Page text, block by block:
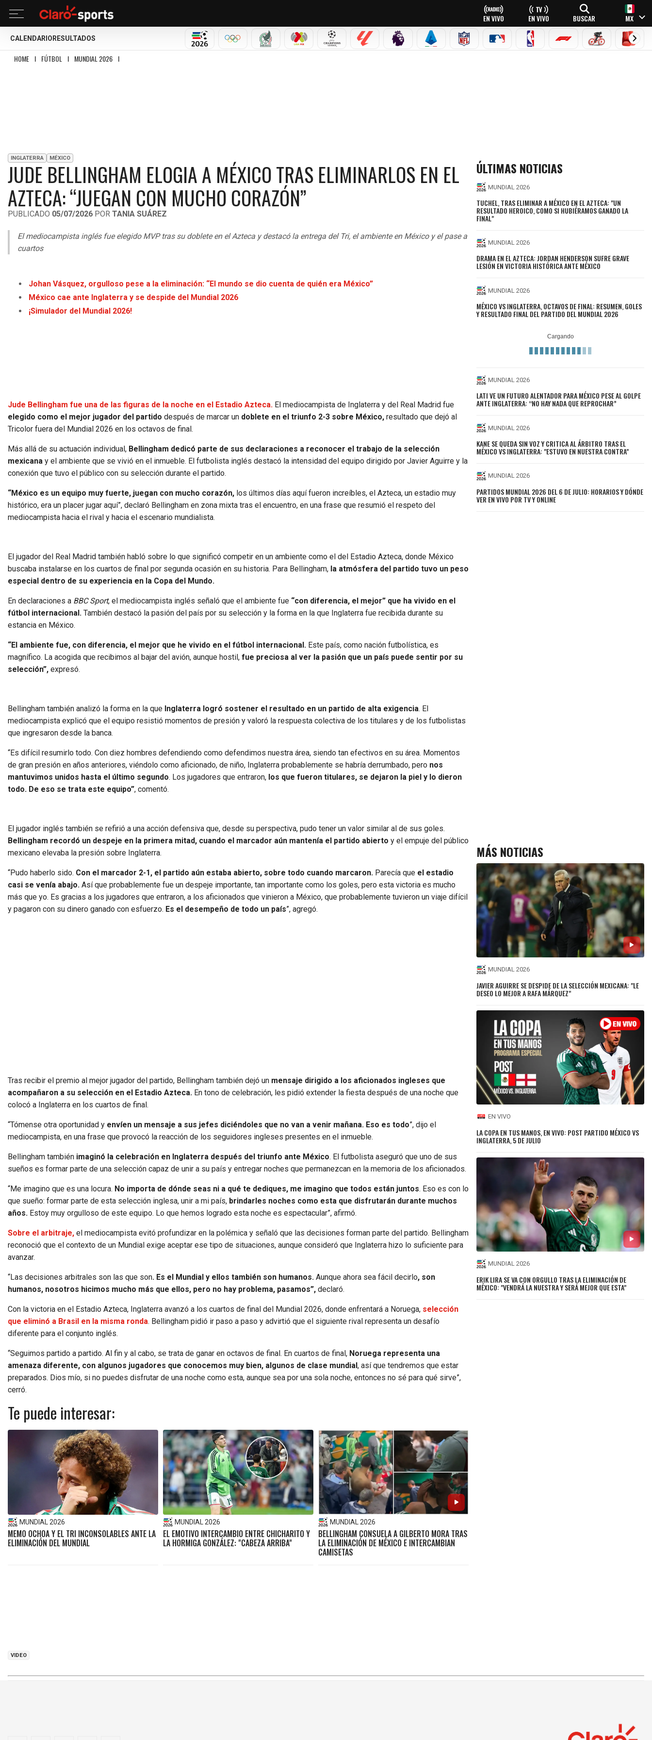
EN VIVO EN VIVO BUSCAR MX
CALENDARIO RESULTADOS
MUNDIAL 2026OLÍMPICOSSELECCIÓN MEXICANA
LIGA MX CHAMPIONS LEAGUE
LALIGA PREMIER LEAGUE
SERIE A NFL MLB NBA FÓRMULA 1CICLISMOBOXEO
HOME I FÚTBOL I MUNDIAL 2026 I
INGLATERRA MÉXICO
JUDE BELLINGHAM ELOGIA A MÉXICO TRAS ELIMINARLOS EN EL
AZTECA: “JUEGAN CON MUCHO CORAZÓN”
PUBLICADO 05/07/2026 POR TANIA SUÁREZ
El mediocampista inglés fue elegido MVP tras su doblete en el Azteca y destacó la entrega del Tri, el ambiente en México y el pase a
cuartos
Johan Vásquez, orgulloso pese a la eliminación: “El mundo se dio cuenta de quién era México”
México cae ante Inglaterra y se despide del Mundial 2026
¡Simulador del Mundial 2026!
Jude Bellingham fue una de las figuras de la noche en el Estadio Azteca. El mediocampista de Inglaterra y del Real Madrid fue
elegido como el mejor jugador del partido después de marcar un doblete en el triunfo 2-3 sobre México, resultado que dejó al
Tricolor fuera del Mundial 2026 en los octavos de final.
Más allá de su actuación individual, Bellingham dedicó parte de sus declaraciones a reconocer el trabajo de la selección
mexicana y el ambiente que se vivió en el inmueble. El futbolista inglés destacó la intensidad del equipo dirigido por Javier Aguirre y la
conexión que tuvo el público con su selección durante el partido.
“México es un equipo muy fuerte, juegan con mucho corazón, los últimos días aquí fueron increíbles, el Azteca, un estadio muy
histórico, era un placer jugar aquí”, declaró Bellingham en zona mixta tras el encuentro, en una frase que resumió el respeto del
mediocampista hacia el rival y hacia el escenario mundialista.
El jugador del Real Madrid también habló sobre lo que significó competir en un ambiente como el del Estadio Azteca, donde México
buscaba instalarse en los cuartos de final por segunda ocasión en su historia. Para Bellingham, la atmósfera del partido tuvo un peso
especial dentro de su experiencia en la Copa del Mundo.
En declaraciones a BBC Sport, el mediocampista inglés señaló que el ambiente fue “con diferencia, el mejor” que ha vivido en el
fútbol internacional. También destacó la pasión del país por su selección y la forma en la que Inglaterra fue recibida durante su
estancia en México.
“El ambiente fue, con diferencia, el mejor que he vivido en el fútbol internacional. Este país, como nación futbolística, es
magnífico. La acogida que recibimos al bajar del avión, aunque hostil, fue preciosa al ver la pasión que un país puede sentir por su
selección”, expresó.
Bellingham también analizó la forma en la que Inglaterra logró sostener el resultado en un partido de alta exigencia. El
mediocampista explicó que el equipo resistió momentos de presión y valoró la respuesta colectiva de los titulares y de los futbolistas
que ingresaron desde la banca.
“Es difícil resumirlo todo. Con diez hombres defendiendo como defendimos nuestra área, siendo tan efectivos en su área. Momentos
de gran presión en años anteriores, viéndolo como aficionado, de niño, Inglaterra probablemente se habría derrumbado, pero nos
mantuvimos unidos hasta el último segundo. Los jugadores que entraron, los que fueron titulares, se dejaron la piel y lo dieron
todo. De eso se trata este equipo”, comentó.
El jugador inglés también se refirió a una acción defensiva que, desde su perspectiva, pudo tener un valor similar al de sus goles.
Bellingham recordó un despeje en la primera mitad, cuando el marcador aún mantenía el partido abierto y el empuje del público
mexicano elevaba la presión sobre Inglaterra.
“Pudo haberlo sido. Con el marcador 2-1, el partido aún estaba abierto, sobre todo cuando marcaron. Parecía que el estadio
casi se venía abajo. Así que probablemente fue un despeje importante, tan importante como los goles, pero esta victoria es mucho
más que yo. Es gracias a los jugadores que entraron, a los aficionados que vinieron a México, que probablemente tuvieron un viaje difícil
y pagaron con su dinero ganado con esfuerzo. Es el desempeño de todo un país”, agregó.
Tras recibir el premio al mejor jugador del partido, Bellingham también dejó un mensaje dirigido a los aficionados ingleses que
acompañaron a su selección en el Estadio Azteca. En tono de celebración, les pidió extender la fiesta después de una noche que
colocó a Inglaterra en los cuartos de final.
“Tómense otra oportunidad y envíen un mensaje a sus jefes diciéndoles que no van a venir mañana. Eso es todo”, dijo el
mediocampista, en una frase que provocó la reacción de los seguidores ingleses presentes en el inmueble.
Bellingham también imaginó la celebración en Inglaterra después del triunfo ante México. El futbolista aseguró que uno de sus
sueños es formar parte de una selección capaz de unir a su país y entregar noches que permanezcan en la memoria de los aficionados.
“Me imagino que es una locura. No importa de dónde seas ni a qué te dediques, me imagino que todos están juntos. Eso es con lo
que sueño: formar parte de esta selección inglesa, unir a mi país, brindarles noches como esta que disfrutarán durante muchos
años. Estoy muy orgulloso de este equipo. Lo que hemos logrado esta noche es espectacular”, afirmó.
Sobre el arbitraje, el mediocampista evitó profundizar en la polémica y señaló que las decisiones forman parte del partido. Bellingham
reconoció que el contexto de un Mundial exige aceptar ese tipo de situaciones, aunque consideró que Inglaterra hizo lo suficiente para
avanzar.
“Las decisiones arbitrales son las que son. Es el Mundial y ellos también son humanos. Aunque ahora sea fácil decirlo, son
humanos, nosotros hicimos mucho más que ellos, pero no hay problema, pasamos”, declaró.
Con la victoria en el Estadio Azteca, Inglaterra avanzó a los cuartos de final del Mundial 2026, donde enfrentará a Noruega, selección
que eliminó a Brasil en la misma ronda. Bellingham pidió ir paso a paso y advirtió que el siguiente rival representa un desafío
diferente para el conjunto inglés.
“Seguimos partido a partido. Al fin y al cabo, se trata de ganar en octavos de final. En cuartos de final, Noruega representa una
amenaza diferente, con algunos jugadores que conocemos muy bien, algunos de clase mundial , así que tendremos que estar
preparados. Dios mío, si no puedes disfrutar de una noche como esta, aunque sea por una sola noche, entonces no sé para qué sirve”,
cerró.
Te puede interesar:
MUNDIAL 2026
MEMO OCHOA Y EL TRI INCONSOLABLES ANTE LA
ELIMINACIÓN DEL MUNDIAL
MUNDIAL 2026
EL EMOTIVO INTERCAMBIO ENTRE CHICHARITO Y
LA HORMIGA GONZÁLEZ: "CABEZA ARRIBA"
MUNDIAL 2026
BELLINGHAM CONSUELA A GILBERTO MORA TRAS
LA ELIMINACIÓN DE MÉXICO E INTERCAMBIAN
CAMISETAS
VIDEO
ÚLTIMAS NOTICIAS
MUNDIAL 2026
TUCHEL, TRAS ELIMINAR A MÉXICO EN EL AZTECA: "UN
RESULTADO HEROICO, COMO SI HUBIÉRAMOS GANADO LA
FINAL"
MUNDIAL 2026
DRAMA EN EL AZTECA: JORDAN HENDERSON SUFRE GRAVE
LESIÓN EN VICTORIA HISTÓRICA ANTE MÉXICO
MUNDIAL 2026
MÉXICO VS INGLATERRA, OCTAVOS DE FINAL: RESUMEN, GOLES
Y RESULTADO FINAL DEL PARTIDO DEL MUNDIAL 2026
MUNDIAL 2026
LATI VE UN FUTURO ALENTADOR PARA MÉXICO PESE AL GOLPE
ANTE INGLATERRA: “NO HAY NADA QUE REPROCHAR”
MUNDIAL 2026
KANE SE QUEDA SIN VOZ Y CRITICA AL ÁRBITRO TRAS EL
MÉXICO VS INGLATERRA: "ESTUVO EN NUESTRA CONTRA"
MUNDIAL 2026
PARTIDOS MUNDIAL 2026 DEL 6 DE JULIO: HORARIOS Y DÓNDE
VER EN VIVO POR TV Y ONLINE
MÁS NOTICIAS
MUNDIAL 2026
JAVIER AGUIRRE SE DESPIDE DE LA SELECCIÓN MEXICANA: "LE
DESEO LO MEJOR A RAFA MÁRQUEZ"
EN VIVO
LA COPA EN TUS MANOS, EN VIVO: POST PARTIDO MÉXICO VS
INGLATERRA, 5 DE JULIO
MUNDIAL 2026
ERIK LIRA SE VA CON ORGULLO TRAS LA ELIMINACIÓN DE
MÉXICO: "VENDRÁ LA NUESTRA Y SERÁ MEJOR QUE ESTA"